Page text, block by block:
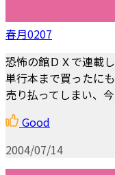
春月0207
恐怖の館ＤＸで連載
単行本まで買ったに
売り払ってしまい、
Good
2004/07/14